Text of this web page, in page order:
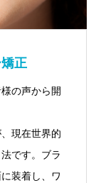
正
の声から開
現在世界的
です。ブラ
装着し、ワ